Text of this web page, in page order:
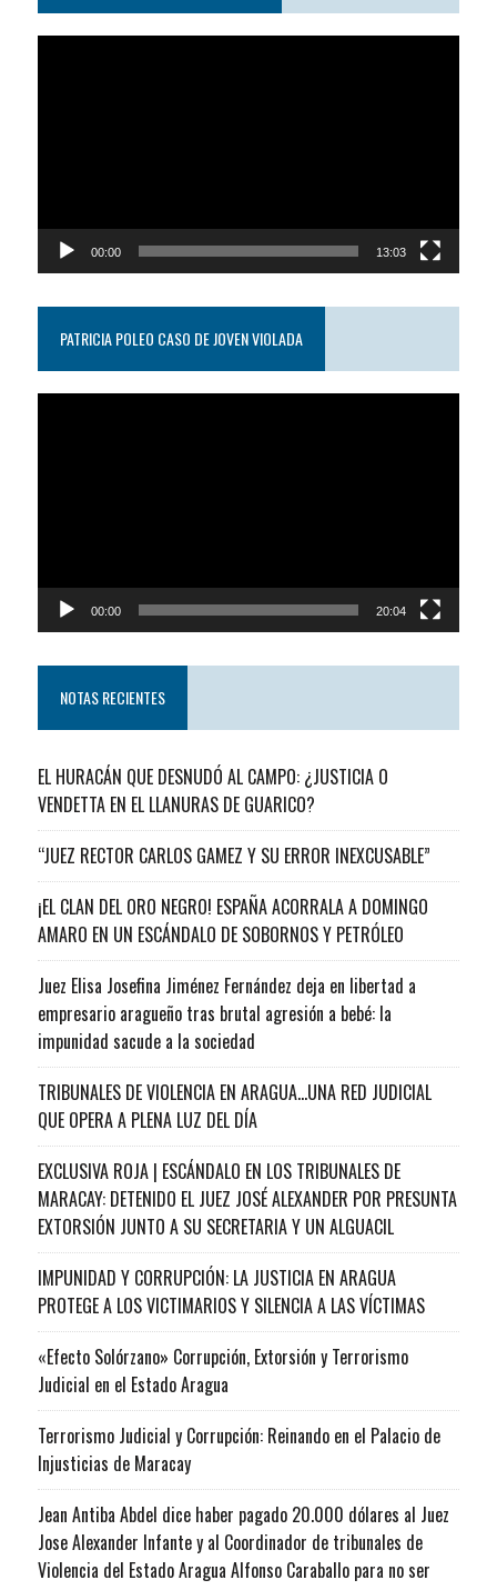
00:00 13:03
PATRICIA POLEO CASO DE JOVEN VIOLADA
00:00 20:04
NOTAS RECIENTES
EL HURACÁN QUE DESNUDÓ AL CAMPO: ¿JUSTICIA O
VENDETTA EN EL LLANURAS DE GUARICO?
“JUEZ RECTOR CARLOS GAMEZ Y SU ERROR INEXCUSABLE”
¡EL CLAN DEL ORO NEGRO! ESPAÑA ACORRALA A DOMINGO
AMARO EN UN ESCÁNDALO DE SOBORNOS Y PETRÓLEO
Juez Elisa Josefina Jiménez Fernández deja en libertad a
empresario aragueño tras brutal agresión a bebé: la
impunidad sacude a la sociedad
TRIBUNALES DE VIOLENCIA EN ARAGUA…UNA RED JUDICIAL
QUE OPERA A PLENA LUZ DEL DÍA
EXCLUSIVA ROJA | ESCÁNDALO EN LOS TRIBUNALES DE
MARACAY: DETENIDO EL JUEZ JOSÉ ALEXANDER POR PRESUNTA
EXTORSIÓN JUNTO A SU SECRETARIA Y UN ALGUACIL
IMPUNIDAD Y CORRUPCIÓN: LA JUSTICIA EN ARAGUA
PROTEGE A LOS VICTIMARIOS Y SILENCIA A LAS VÍCTIMAS
«Efecto Solórzano» Corrupción, Extorsión y Terrorismo
Judicial en el Estado Aragua
Terrorismo Judicial y Corrupción: Reinando en el Palacio de
Injusticias de Maracay
Jean Antiba Abdel dice haber pagado 20.000 dólares al Juez
Jose Alexander Infante y al Coordinador de tribunales de
Violencia del Estado Aragua Alfonso Caraballo para no ser